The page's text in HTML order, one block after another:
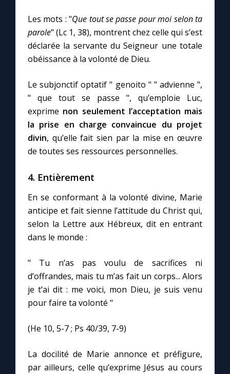
Les mots : "Que tout se passe pour moi selon ta
parole" (Lc 1, 38), montrent chez celle qui s’est
déclarée la servante du Seigneur une totale
obéissance à la volonté de Dieu.
Le subjonctif optatif " genoito " " advienne ",
" que tout se passe ", qu’emploie Luc,
exprime non seulement l’acceptation mais
la prise en charge convaincue du projet
divin, qu’elle fait sien par la mise en œuvre
de toutes ses ressources personnelles.
4. Entièrement
En se conformant à la volonté divine, Marie
anticipe et fait sienne l’attitude du Christ qui,
selon la Lettre aux Hébreux, dit en entrant
dans le monde :
" Tu n’as pas voulu de sacrifices ni
d’offrandes, mais tu m’as fait un corps... Alors
je t’ai dit : me voici, mon Dieu, je suis venu
pour faire ta volonté "
(He 10, 5-7 ; Ps 40/39, 7-9)
La docilité de Marie annonce et préfigure,
par ailleurs, celle qu’exprime Jésus au cours